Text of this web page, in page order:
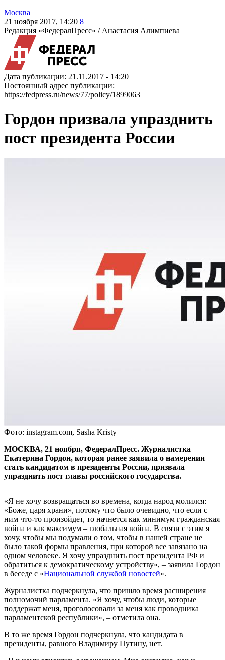
Москва
21 ноября 2017, 14:20 8
Редакция «ФедералПресс» / Анастасия Алимпиева
Дата публикации: 21.11.2017 - 14:20
Постоянный адрес публикации:
https://fedpress.ru/news/77/policy/1899063
Гордон призвала упразднить
пост президента России
Фото: instagram.com, Sasha Kristy
МОСКВА, 21 ноября, ФедералПресс. Журналистка
Екатерина Гордон, которая ранее заявила о намерении
стать кандидатом в президенты России, призвала
упразднить пост главы российского государства.
«Я не хочу возвращаться во времена, когда народ молился:
«Боже, царя храни», потому что было очевидно, что если с
ним что-то произойдет, то начнется как минимум гражданская
война и как максимум – глобальная война. В связи с этим я
хочу, чтобы мы подумали о том, чтобы в нашей стране не
было такой формы правления, при которой все завязано на
одном человеке. Я хочу упразднить пост президента РФ и
обратиться к демократическому устройству», – заявила Гордон
в беседе с «Национальной службой новостей».
Журналистка подчеркнула, что пришло время расширения
полномочий парламента. «Я хочу, чтобы люди, которые
поддержат меня, проголосовали за меня как проводника
парламентской республики», – отметила она.
В то же время Гордон подчеркнула, что кандидата в
президенты, равного Владимиру Путину, нет.